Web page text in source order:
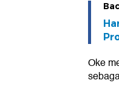
Oke